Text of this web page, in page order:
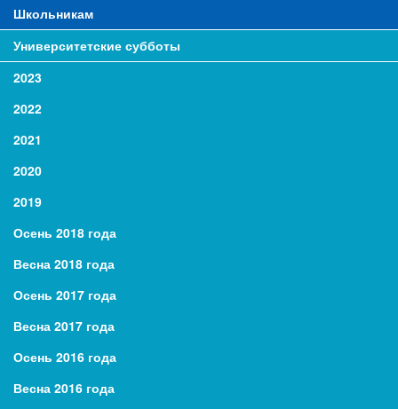
Школьникам
Университетские субботы
2023
2022
2021
2020
2019
Осень 2018 года
Весна 2018 года
Осень 2017 года
Весна 2017 года
Осень 2016 года
Весна 2016 года